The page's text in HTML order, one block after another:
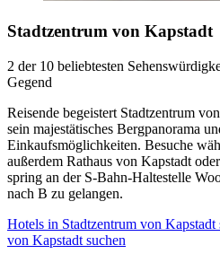
Stadtzentrum von Kapstadt
2 der 10 beliebtesten
Gegend
Reisende begeistert Stadtzentrum
sein majestätisches Bergpanorama
Einkaufsmöglichkeiten. Besuche
außerdem Rathaus von Kapstadt
spring an der S-Bahn-Haltestelle
nach B zu gelangen.
Hotels in Stadtzentrum von Kapstadt
von Kapstadt suchen